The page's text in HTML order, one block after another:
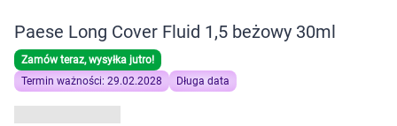
Zdrowie
Kobieta w ciąży i mama
Paese Long Cover Fluid 1,5 beżowy 30ml
Zamów teraz, wysyłka jutro!
Termin ważności: 29.02.2028
Długa data